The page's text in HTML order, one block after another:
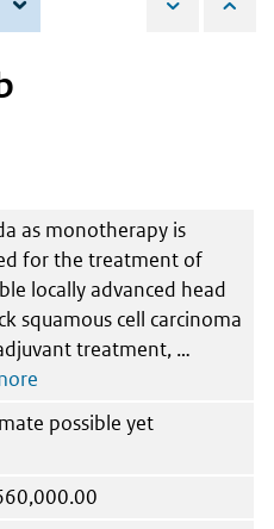
as monotherapy is
for the treatment of
locally advanced head
squamous cell carcinoma
treatment,
possible yet